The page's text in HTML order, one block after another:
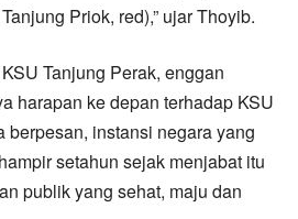
Priok, red),” ujar Thoyib.
Tanjung Perak, enggan
harapan ke depan terhadap KSU
berpesan, instansi negara yang
setahun sejak menjabat itu
publik yang sehat, maju dan